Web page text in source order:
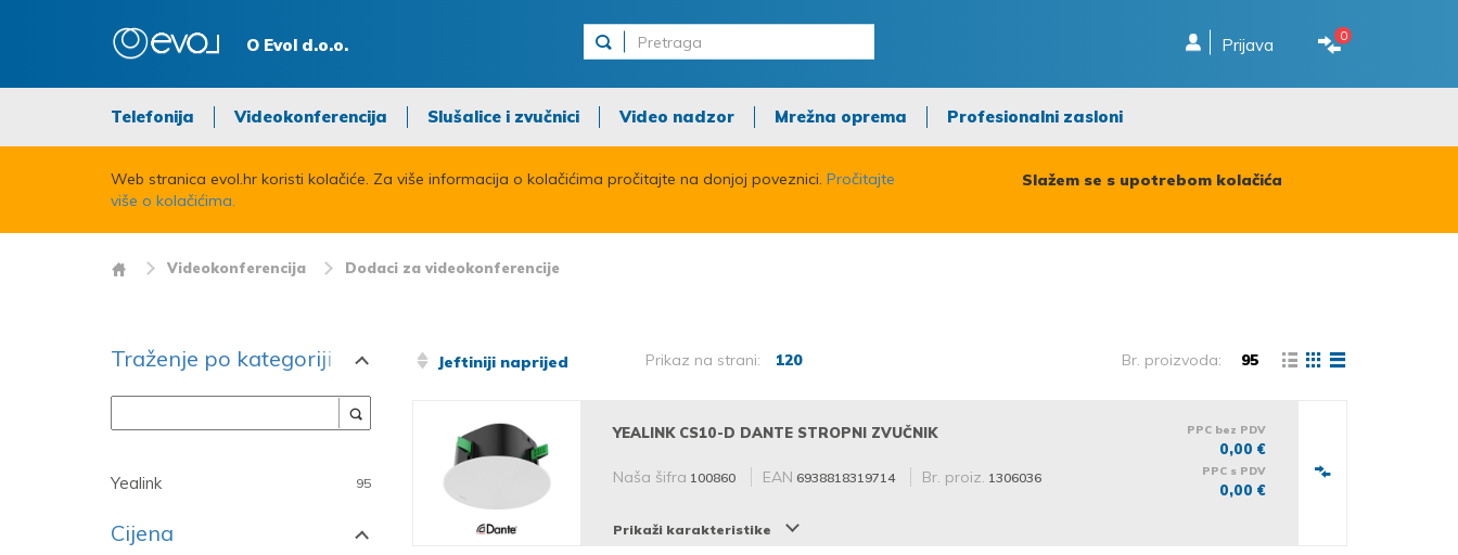
O Evol d.o.o. Prijava 0
Telefonija Videokonferencija Slušalice i zvučnici Video nadzor Mrežna oprema Profesionalni zasloni
Web stranica evol.hr koristi kolačiće. Za više informacija o kolačićima pročitajte na donjoj poveznici. Pročitajte
više o kolačićima.
Slažem se s upotrebom kolačića
Videokonferencija Dodaci za videokonferencije
Traženje po kategoriji
Proizvođač
Yealink 95
Cijena
Jeftiniji naprijed Prikaz na strani: 120 Br. proizvoda: 95
YEALINK CS10-D DANTE STROPNI ZVUČNIK
Naša šifra 100860 EAN 6938818319714 Br. proiz. 1306036
Prikaži karakteristike
PPC bez PDV
0,00 €
PPC s PDV
0,00 €